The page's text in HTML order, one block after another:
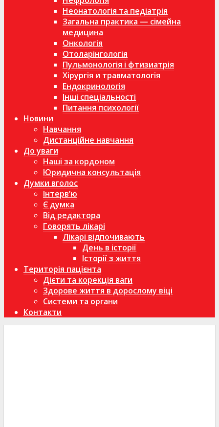
Неонатологія та педіатрія
Загальна практика — сімейна
медицина
Онкологія
Отоларінгологія
Пульмонологія і фтизиатрія
Хірургія и травматологія
Ендокринологія
Інші спеціальності
Питання психології
Новини
Навчання
Дистанційне навчання
До уваги
Наші за кордоном
Юридична консультація
Думки вголос
Інтерв’ю
Є думка
Від редактора
Говорять лікарі
Лікарі відпочивають
День в історії
Історії з життя
Територія пацієнта
Дієти та корекція ваги
Здорове життя в дорослому віці
Системи та органи
Контакти